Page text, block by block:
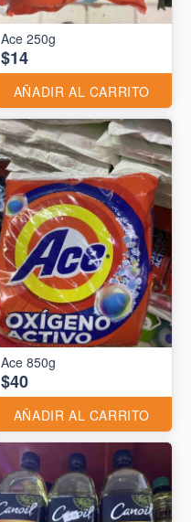
Ace 250g
$14
AÑADIR AL CARRITO
Ace 850g
$40
AÑADIR AL CARRITO